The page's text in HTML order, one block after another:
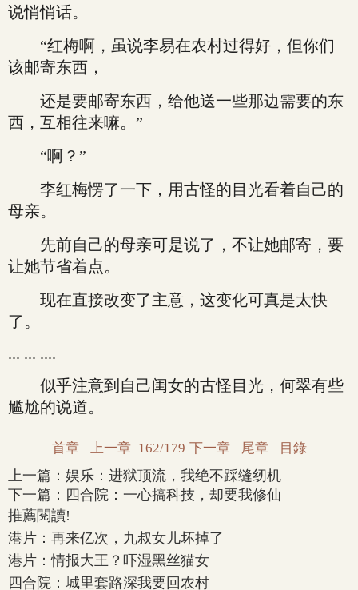
说悄悄话。
“红梅啊，虽说李易在农村过得好，但你们
该邮寄东西，
还是要邮寄东西，给他送一些那边需要的东
西，互相往来嘛。”
“啊？”
李红梅愣了一下，用古怪的目光看着自己的
母亲。
先前自己的母亲可是说了，不让她邮寄，要
让她节省着点。
现在直接改变了主意，这变化可真是太快
了。
... ... ....
似乎注意到自己闺女的古怪目光，何翠有些
尴尬的说道。
首章 上一章 162/179 下一章 尾章 目錄
上一篇： 娱乐：进狱顶流，我绝不踩缝纫机
下一篇： 四合院：一心搞科技，却要我修仙
推薦閱讀!
港片：再来亿次，九叔女儿坏掉了
港片：情报大王？吓湿黑丝猫女
四合院：城里套路深我要回农村